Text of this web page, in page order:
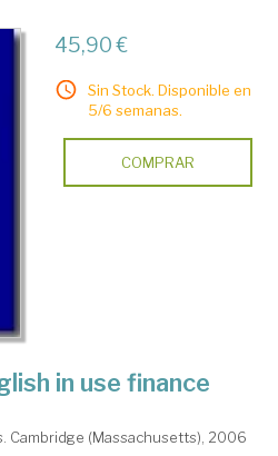
45,90 €
Sin Stock. Disponible en
5/6 semanas.
COMPRAR
in use finance
Cambridge (Massachusetts), 2006